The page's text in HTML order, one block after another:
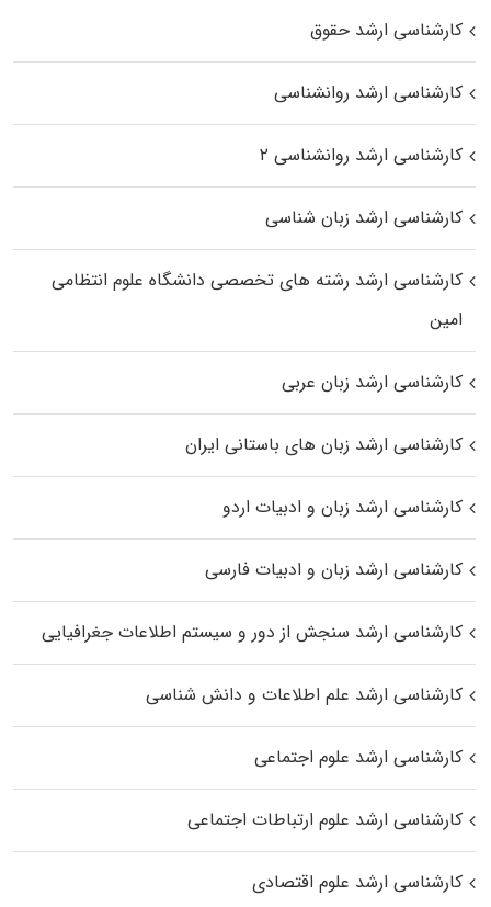
کارشناسی ارشد حقوق
کارشناسی ارشد روانشناسی
کارشناسی ارشد روانشناسی ۲
کارشناسی ارشد زبان شناسی
کارشناسی ارشد رﺷﺘﻪ ﻫﺎی تخصصی داﻧﺸﮕﺎه ﻋﻠﻮم انتظامی
اﻣﻴﻦ
کارشناسی ارشد زبان عربی
کارشناسی ارشد زبان‌ های باستانی ایران
کارشناسی ارشد زبان و ادبیات اردو
کارشناسی ارشد زبان و ادبیات فارسی
کارشناسی ارشد سنجش از دور و سیستم اطلاعات جغرافیایی
کارشناسی ارشد علم اطلاعات و دانش شناسی
کارشناسی ارشد علوم اجتماعی
کارشناسی ارشد علوم ارتباطات اجتماعی
کارشناسی ارشد علوم اقتصادی